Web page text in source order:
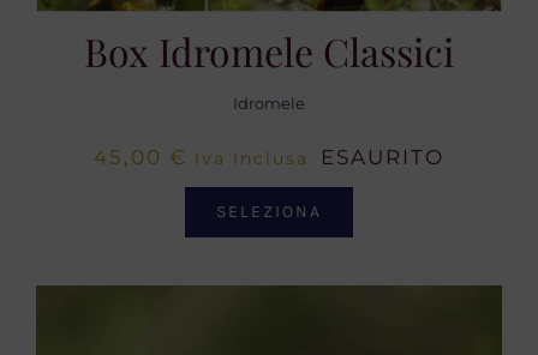
Box Idromele Classici
Idromele
45,00 € Iva Inclusa ESAURITO
SELEZIONA